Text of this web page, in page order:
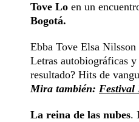
Tove Lo en un
Bogotá.
Ebba Tove Elsa
Letras autobiográficas
resultado? Hits de
Mira también: Festival
La reina de las nubes.